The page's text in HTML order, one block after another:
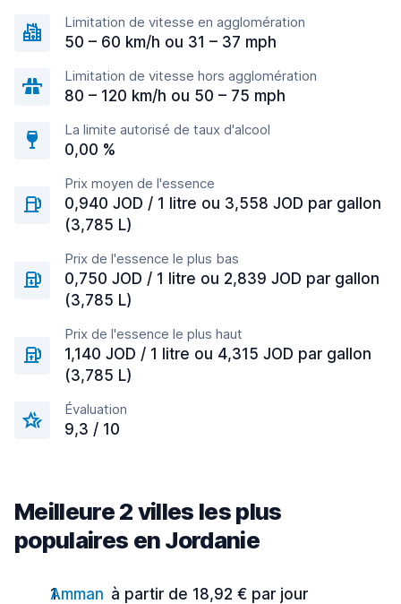
Limitation de vitesse en agglomération
50 – 60 km/h ou 31 – 37 mph
Limitation de vitesse hors agglomération
80 – 120 km/h ou 50 – 75 mph
La limite autorisé de taux d'alcool
0,00 %
Prix moyen de l'essence
0,940 JOD / 1 litre ou 3,558 JOD par gallon
(3,785 L)
Prix de l'essence le plus bas
0,750 JOD / 1 litre ou 2,839 JOD par gallon
(3,785 L)
Prix de l'essence le plus haut
1,140 JOD / 1 litre ou 4,315 JOD par gallon
(3,785 L)
Évaluation
9,3 / 10
Meilleure 2 villes les plus
populaires en Jordanie
Amman à partir de 18,92 € par jour